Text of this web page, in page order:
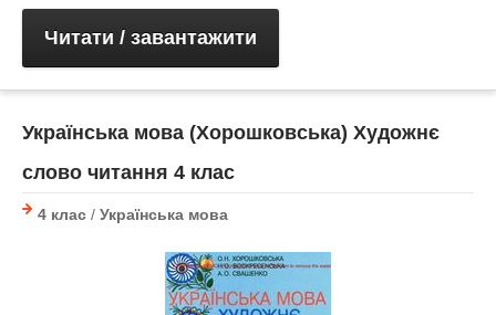
Читати / завантажити
Українська мова (Хорошковська) Художнє
слово читання 4 клас
4 клас / Українська мова